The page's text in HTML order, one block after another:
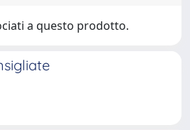
a questo prodotto.